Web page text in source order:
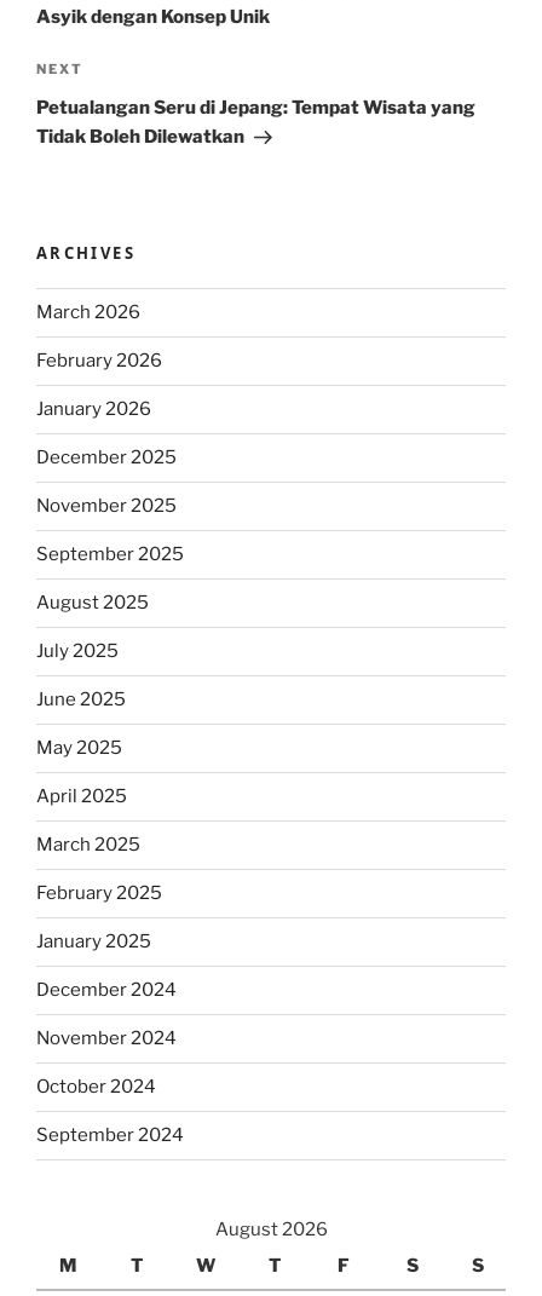
Asyik dengan Konsep Unik
Next
Post
NEXT
Petualangan Seru di Jepang: Tempat Wisata yang
Tidak Boleh Dilewatkan
ARCHIVES
March 2026
February 2026
January 2026
December 2025
November 2025
September 2025
August 2025
July 2025
June 2025
May 2025
April 2025
March 2025
February 2025
January 2025
December 2024
November 2024
October 2024
September 2024
August 2026
M
T W T F S S